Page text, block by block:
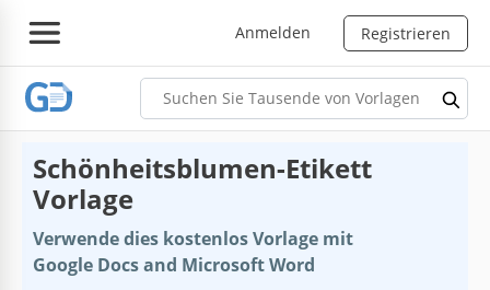
Anmelden Registrieren
Schönheitsblumen-Etikett
Vorlage
Verwende dies kostenlos Vorlage mit
Google Docs and Microsoft Word